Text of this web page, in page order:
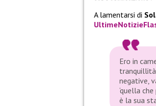
A lamentarsi di
Ero in
negative,
‘quella
è la sua